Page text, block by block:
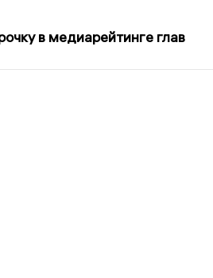
в медиарейтинге глав